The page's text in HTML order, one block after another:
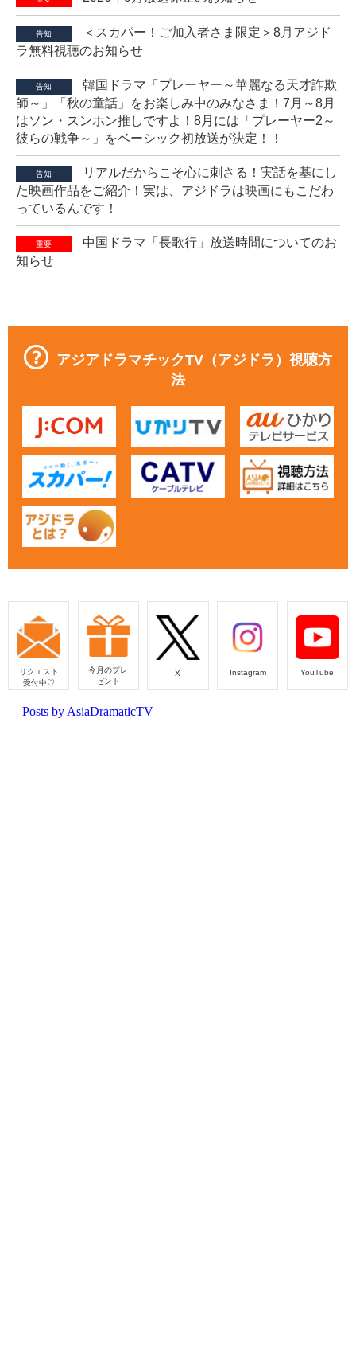
告知
＜スカパー！ご加入者さま限定＞8月アジド
ラ無料視聴のお知らせ
告知
韓国ドラマ「プレーヤー～華麗なる天才詐欺
師～」「秋の童話」をお楽しみ中のみなさま！7月～8月
はソン・スンホン推しですよ！8月には「プレーヤー2～
彼らの戦争～」をベーシック初放送が決定！！
告知
リアルだからこそ心に刺さる！実話を基にし
た映画作品をご紹介！実は、アジドラは映画にもこだわ
っているんです！
重要
中国ドラマ「長歌行」放送時間についてのお
知らせ
アジアドラマチックTV（アジドラ）視聴方
法
リクエスト
受付中♡
今月のプレ
ゼント
X Instagram YouTube